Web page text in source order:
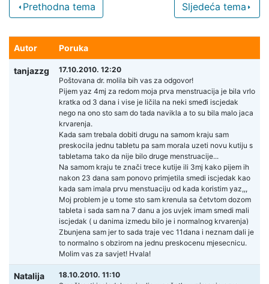
Prethodna tema Sljedeća tema
Autor Poruka
tanjazzg
17.10.2010. 12:20
Poštovana dr. molila bih vas za odgovor!
Pijem yaz 4mj za redom moja prva menstruacija je bila vrlo
kratka od 3 dana i vise je ličila na neki smeđi iscjedak
nego na ono sto sam do tada navikla a to su bila malo jaca
krvarenja.
Kada sam trebala dobiti drugu na samom kraju sam
preskocila jednu tabletu pa sam morala uzeti novu kutiju s
tabletama tako da nije bilo druge menstruacije...
Na samom kraju te znači trece kutije ili 3mj kako pijem ih
nakon 23 dana sam ponovo primjetila smedi iscjedak kao
kada sam imala prvu menstuaciju od kada koristim yaz,,,
Moj problem je u tome sto sam krenula sa četvtom dozom
tableta i sada sam na 7 danu a jos uvjek imam smedi mali
iscjedak ( u danima izmedu bilo je i normalnog krvarenja)
Zbunjena sam jer to sada traje vec 11dana i neznam dali je
to normalno s obzirom na jednu preskocenu mjesecnicu.
Molim vas za savjet! Hvala!
Natalija
18.10.2010. 11:10